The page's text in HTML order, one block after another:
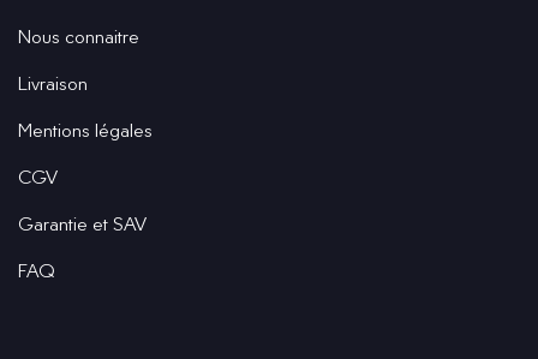
Nous connaitre
Livraison
Mentions légales
CGV
Garantie et SAV
FAQ